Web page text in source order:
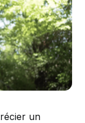
un